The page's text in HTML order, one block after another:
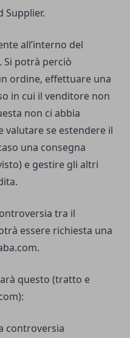
Supplier.
all’interno del
Si potrà perciò
ordine, effettuare una
in cui il venditore non
non ci abbia
se estendere il
una consegna
e gestire gli altri
tra il
essere richiesta una
questo (tratto e